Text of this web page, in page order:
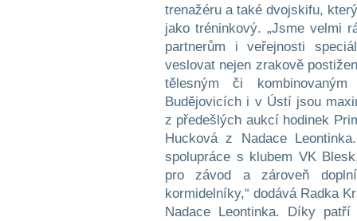
trenažéru a také dvojskifu,
jako tréninkový. „Jsme velmi
partnerům i veřejnosti
veslovat nejen zrakově
tělesným či
Budějovicích i v Ústí jsou
z předešlých aukcí hodinek
Hucková z Nadace
spolupráce s klubem VK
pro závod a zároveň
kormidelníky,“ dodává Radka
Nadace Leontinka. Díky patří